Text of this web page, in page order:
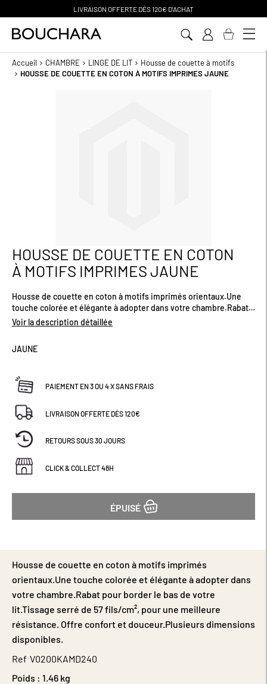
Accueil CHAMBRE LINGE DE LIT
Housse de couette à motifs
HOUSSE DE COUETTE EN COTON À MOTIFS IMPRIMES JAUNE
Passer
au
début
la
Galerie
d’images
HOUSSE DE COUETTE EN COTON
À MOTIFS IMPRIMES JAUNE
Housse de couette en coton à motifs imprimés orientaux.Une
touche colorée et élégante à adopter dans votre chambre.Rabat
pour border le bas de votre lit.Tissage serré de 57 fils/cm², pour
une meilleure résistance. Offre confort et douceur.Plusieurs
Voir la description détaillée
JAUNE
PAIEMENT EN 3 OU 4 X SANS FRAIS
LIVRAISON OFFERTE DÈS 120€
RETOURS SOUS 30 JOURS
CLICK & COLLECT 48H
ÉPUISÉ
Housse de couette en coton à motifs imprimés
orientaux.Une touche colorée et élégante à adopter dans
votre chambre.Rabat pour border le bas de votre
lit.Tissage serré de 57 fils/cm², pour une meilleure
résistance. Offre confort et douceur.Plusieurs dimensions
disponibles.
Ref V0200KAMD240
Poids : 1.46 kg